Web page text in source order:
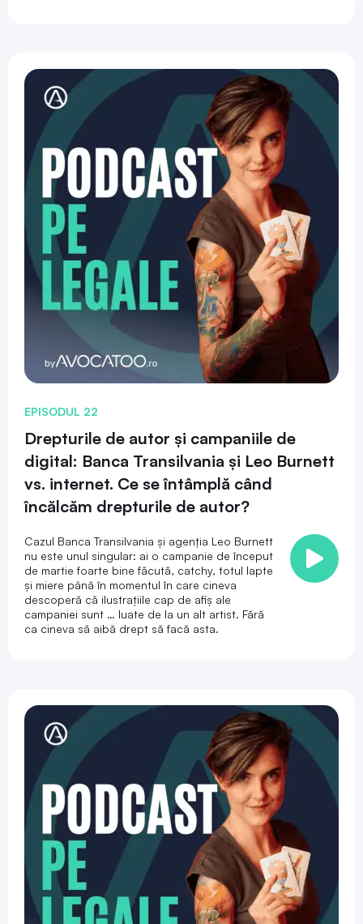
EPISODUL 22
Drepturile de autor și campaniile de
digital: Banca Transilvania și Leo Burnett
vs. internet. Ce se întâmplă când
încălcăm drepturile de autor?
Cazul Banca Transilvania și agenția Leo Burnett
nu este unul singular: ai o campanie de început
de martie foarte bine făcută, catchy, totul lapte
și miere până în momentul în care cineva
descoperă că ilustrațiile cap de afiș ale
campaniei sunt … luate de la un alt artist. Fără
ca cineva să aibă drept să facă asta.